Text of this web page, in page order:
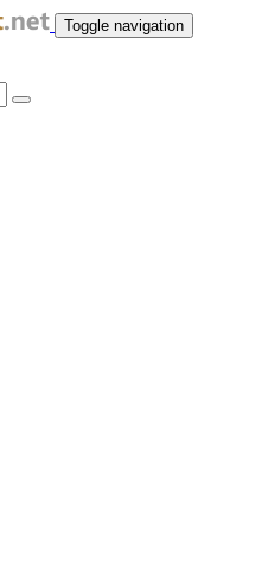
Toggle navigation